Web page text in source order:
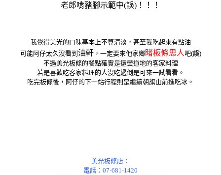
老郎啃豬腳示範中(誤)！！！
我覺得美光的口味基本上不算清淡，甚至我吃起來有點油
可能阿仔太久沒看到 油軒，一定要來他家鄉睹板條思人 吧(誤)
不過美光板條的餐點確實是還蠻道地的客家料理
若是喜歡吃客家料理的人沒吃過倒是可來一試看看。
吃完板條後，阿仔的下一站行程則是繼續朝旗山前進吃冰。
美光板條店：
電話：07-681-1420